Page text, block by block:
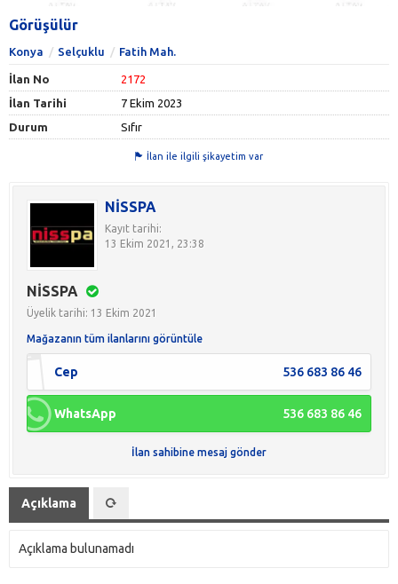
Görüşülür
Konya Selçuklu Fatih Mah.
İlan No
2172
İlan Tarihi
7 Ekim 2023
Durum
Sıfır
İlan ile ilgili şikayetim var
NİSSPA
Kayıt tarihi:
13 Ekim 2021, 23:38
NİSSPA
Üyelik tarihi: 13 Ekim 2021
Mağazanın tüm ilanlarını görüntüle
Cep 536 683 86 46
WhatsApp 536 683 86 46
İlan sahibine mesaj gönder
Açıklama
Açıklama bulunamadı